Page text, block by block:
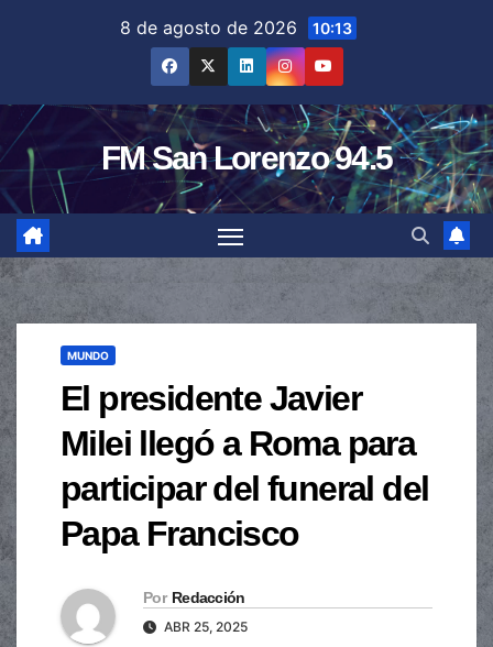
8 de agosto de 2026 10:13
FM San Lorenzo 94.5
MUNDO
El presidente Javier
Milei llegó a Roma para
participar del funeral del
Papa Francisco
Por Redacción
ABR 25, 2025